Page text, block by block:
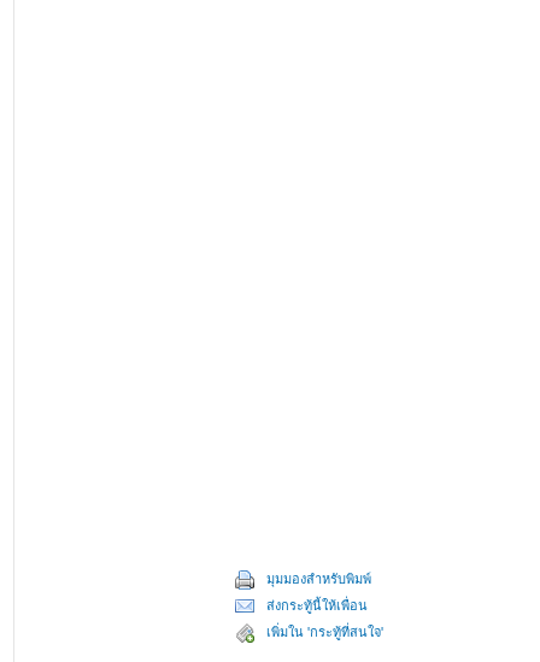
มุมมองสำหรับพิมพ์
ส่งกระทู้นี้ให้เพื่อน
เพิ่มใน 'กระทู้ที่สนใจ'